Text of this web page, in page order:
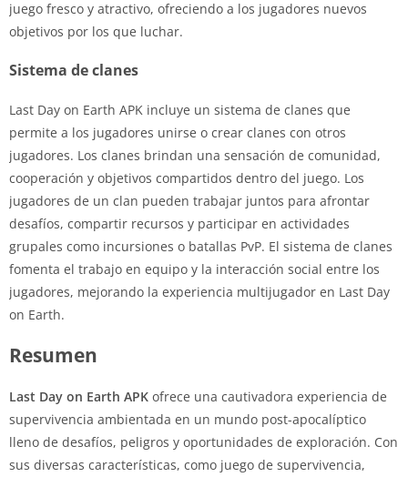
juego fresco y atractivo, ofreciendo a los jugadores nuevos
objetivos por los que luchar.
Sistema de clanes
Last Day on Earth APK incluye un sistema de clanes que
permite a los jugadores unirse o crear clanes con otros
jugadores. Los clanes brindan una sensación de comunidad,
cooperación y objetivos compartidos dentro del juego. Los
jugadores de un clan pueden trabajar juntos para afrontar
desafíos, compartir recursos y participar en actividades
grupales como incursiones o batallas PvP. El sistema de clanes
fomenta el trabajo en equipo y la interacción social entre los
jugadores, mejorando la experiencia multijugador en Last Day
on Earth.
Resumen
Last Day on Earth APK ofrece una cautivadora experiencia de
supervivencia ambientada en un mundo post-apocalíptico
lleno de desafíos, peligros y oportunidades de exploración. Con
sus diversas características, como juego de supervivencia,